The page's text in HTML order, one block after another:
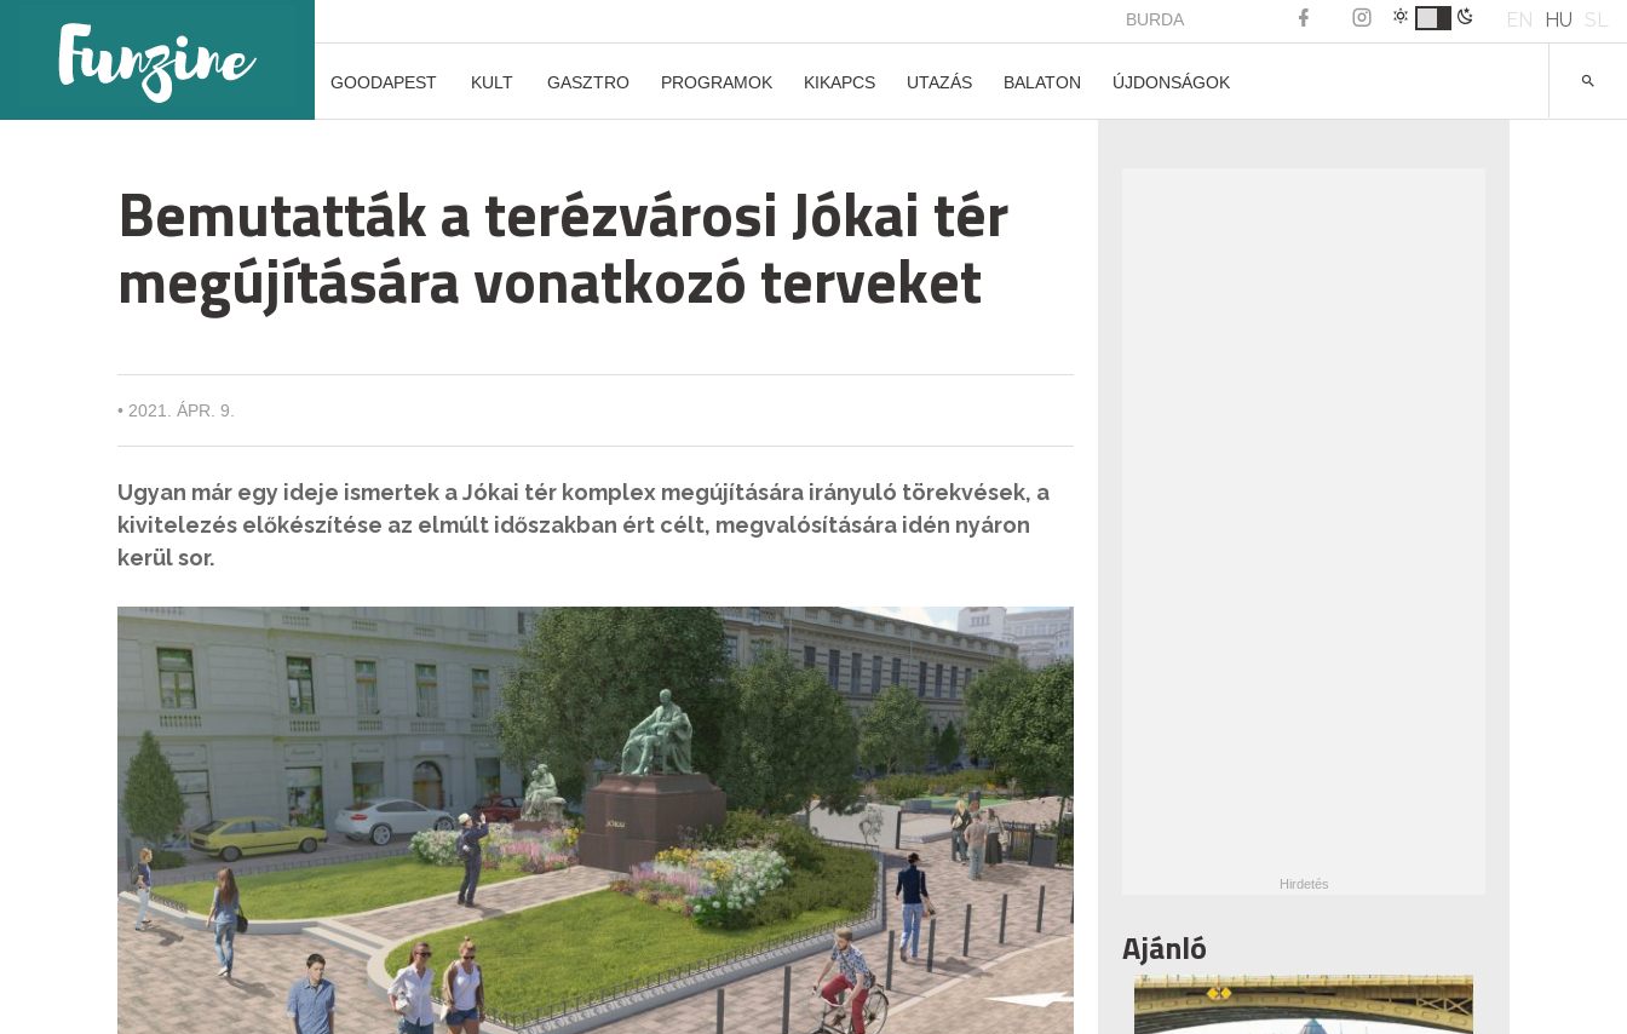
BURDA EN HU SL
GOODAPEST KULT GASZTRO PROGRAMOK KIKAPCS UTAZÁS BALATON ÚJDONSÁGOK
Bemutatták a terézvárosi Jókai tér
megújítására vonatkozó terveket
• 2021. ÁPR. 9.
Ugyan már egy ideje ismertek a Jókai tér komplex megújítására irányuló törekvések, a
kivitelezés előkészítése az elmúlt időszakban ért célt, megvalósítására idén nyáron
kerül sor.
Ajánló